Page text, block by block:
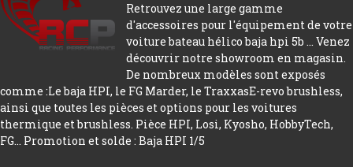
Retrouvez une large gamme
d'accessoires pour l'équipement de votre
voiture bateau hélico baja hpi 5b ... Venez
découvrir notre showroom en magasin.
De nombreux modèles sont exposés
comme :Le baja HPI, le FG Marder, le TraxxasE-revo brushless,
ainsi que toutes les pièces et options pour les voitures
thermique et brushless. Pièce HPI, Losi, Kyosho, HobbyTech,
FG... Promotion et solde : Baja HPI 1/5